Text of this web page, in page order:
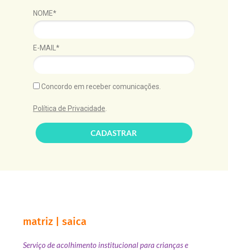
NOME*
E-MAIL*
Concordo em receber comunicações.
Política de Privacidade
CADASTRAR
matriz | saica
Serviço de acolhimento institucional para crianças e